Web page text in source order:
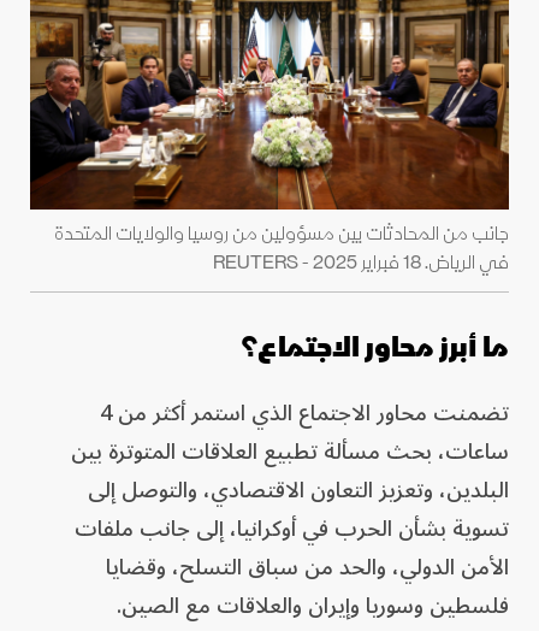
جانب من المحادثات بين مسؤولين من روسيا والولايات المتحدة
في الرياض. 18 فبراير 2025 - REUTERS
ما أبرز محاور الاجتماع؟
تضمنت محاور الاجتماع الذي استمر أكثر من 4
ساعات، بحث مسألة تطبيع العلاقات المتوترة بين
البلدين، وتعزيز التعاون الاقتصادي، والتوصل إلى
تسوية بشأن الحرب في أوكرانيا، إلى جانب ملفات
الأمن الدولي، والحد من سباق التسلح، وقضايا
فلسطين وسوريا وإيران والعلاقات مع الصين.